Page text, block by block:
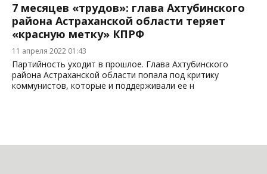
7 месяцев «трудов»: глава Ахтубинского
района Астраханской области теряет
«красную метку» КПРФ
11 апреля 2022 01:43
Партийность уходит в прошлое. Глава Ахтубинского
района Астраханской области попала под критику
коммунистов, которые и поддерживали ее н